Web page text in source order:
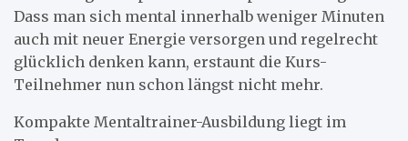
Dass man sich mental innerhalb weniger Minuten
auch mit neuer Energie versorgen und regelrecht
glücklich denken kann, erstaunt die Kurs-
Teilnehmer nun schon längst nicht mehr.
Kompakte Mentaltrainer-Ausbildung liegt im